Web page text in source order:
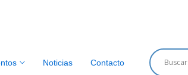
Noticias Contacto